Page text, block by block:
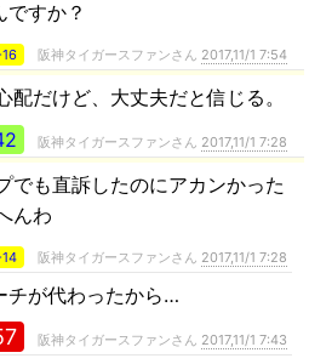
ですか？
阪神タイガースファンさん 2017,11/1 7:54
配だけど、大丈夫だと信じる。
阪神タイガースファンさん 2017,11/1 7:28
でも直訴したのにアカンかった
んわ
阪神タイガースファンさん 2017,11/1 7:28
チが代わったから…
阪神タイガースファンさん 2017,11/1 7:43